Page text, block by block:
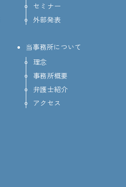
セミナー
外部発表
当事務所について
理念
事務所概要
弁護士紹介
アクセス